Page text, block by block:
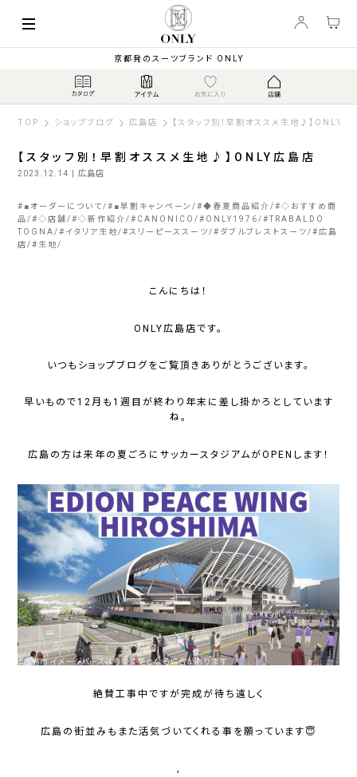
京都発のスーツブランド ONLY
TOP ショップブログ 広島店 【スタッフ別！早割オススメ生地♪】ONLY広
【スタッフ別！早割オススメ生地♪】ONLY広島店
2023.12.14 | 広島店
# ■オーダーについて # ■早割キャンペーン #◆春夏商品紹介 #◇おすすめ商
品 #◇店舗 #◇新作紹介 # CANONICO # ONLY1976 #TRABALDO
TOGNA # イタリア生地 # スリーピーススーツ # ダブルブレストスーツ #広島
店 # 生地
こんにちは！
ONLY広島店です。
いつもショップブログをご覧頂きありがとうございます。
早いもので12月も1週目が終わり年末に差し掛かろとしています
ね。
広島の方は来年の夏ごろにサッカースタジアムがOPENします！
絶賛工事中ですが完成が待ち遠しく
広島の街並みもまた活気づいてくれる事を願っています😇
,